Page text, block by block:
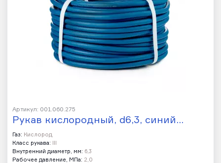
Артикул: 001.060.275
Рукав кислородный, d6,3, синий…
Газ: Кислород
Класс рукава:
Внутренний диаметр, мм: 6,3
Рабочее давление, МПа: 2,0